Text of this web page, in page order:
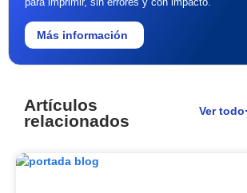
para imprimir, sin errores y con impacto.
Más información
Artículos
relacionados
Ver todo